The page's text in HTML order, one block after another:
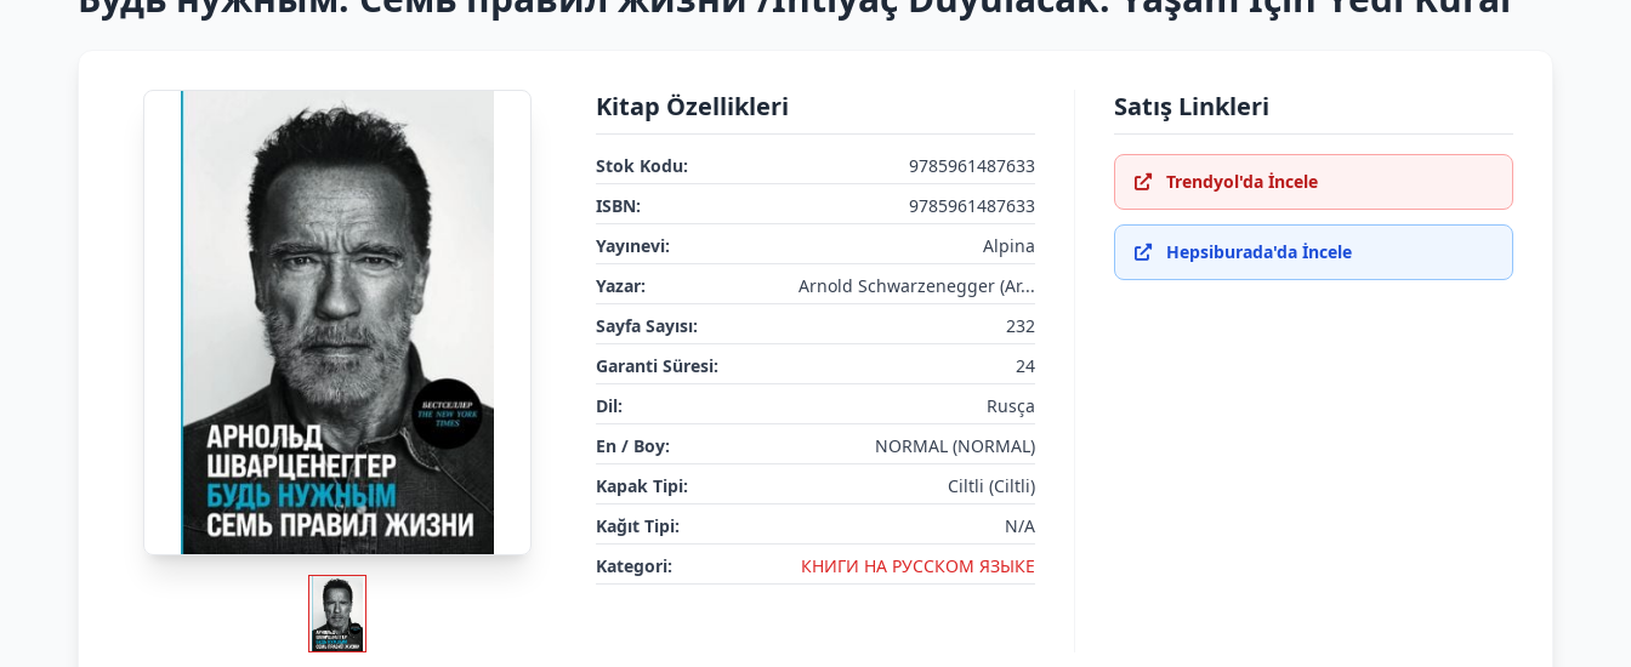
Kitap Özellikleri
Stok Kodu:
9785961487633
ISBN:
9785961487633
Yayınevi:
Alpina
Yazar:
Arnold Schwarzenegger (Ar...
Sayfa Sayısı:
232
Garanti Süresi:
24
Dil:
Rusça
En / Boy:
NORMAL (NORMAL)
Kapak Tipi:
Ciltli (Ciltli)
Kağıt Tipi:
N/A
Kategori:
КНИГИ НА РУССКОМ ЯЗЫКЕ
Satış Linkleri
Trendyol'da İncele
Hepsiburada'da İncele